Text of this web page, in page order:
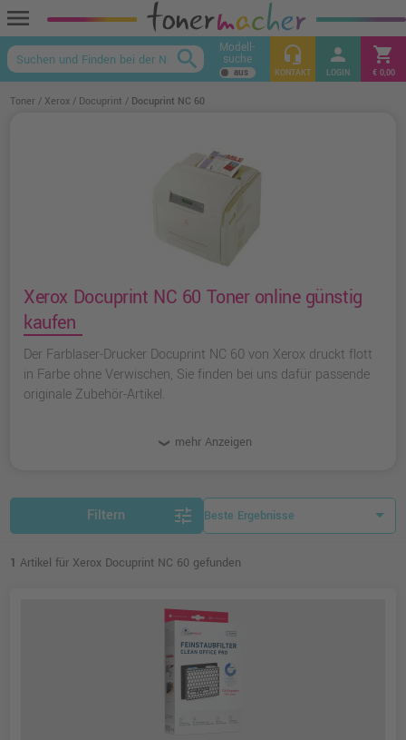
menu
keyboard_arrow_up
search Modell-
suche headset_mic
KONTAKT
person
LOGIN
shopping_cart
€ 0,00
Toner Xerox Docuprint Docuprint NC 60
Xerox Docuprint NC 60 Toner online günstig
kaufen
Der Farblaser-Drucker Docuprint NC 60 von Xerox druckt flott
in Farbe ohne Verwischen, Sie finden bei uns dafür passende
originale Zubehör-Artikel.
mehr Anzeigen
Filtern tune
1 Artikel für Xerox Docuprint NC 60 gefunden